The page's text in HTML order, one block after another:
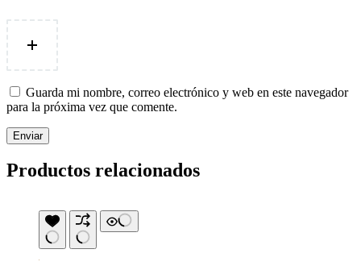
Guarda mi nombre, correo electrónico y web en este navegador
para la próxima vez que comente.
Enviar
Productos relacionados